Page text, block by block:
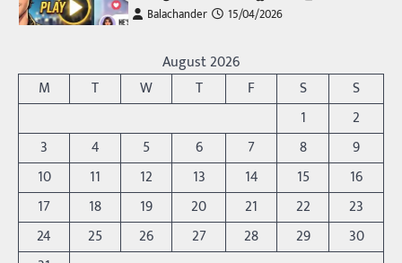
4
Balachander 15/04/2026
బోమ్మ అని పిలుస్తాం. స్పెయిన్‌ అమ్మాయిలు చాలా
అందంగా ఉంటారనే నానుడి…
5
రోడ్డుపై ఏరులై పారిన బీర్లు… ఘాటుతో
మండుతున్న నోర్లు
Balachander 15/04/2026
ఉత్తర ప్రదేశ్‌లోని ఝాన్సీ జిల్లాలో ఒక వింతైన రోడ్డు
ప్రమాదం చోటుచేసుకుంది. ఝాన్సీ–కాన్పూర్ జాతీయ
రహదారిపై వేల సంఖ్యలో బీరు…
August 2026
M
T W T F S
S
1
2
3
4 5 6 7 8
9
10
11 12 13 14 15
16
17
18 19 20 21 22
23
24
25 26 27 28 29
30